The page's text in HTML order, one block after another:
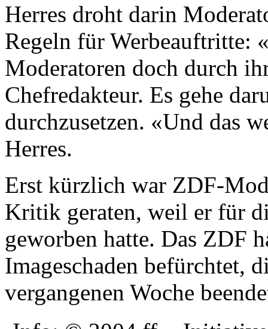
Herres droht darin
Regeln für Werbeauftritte:
Moderatoren doch durch
Chefredakteur. Es gehe
durchzusetzen. «Und das
Herres.
Erst kürzlich war ZDF-
Kritik geraten, weil er für
geworben hatte. Das ZDF
Imageschaden befürchtet,
vergangenen Woche